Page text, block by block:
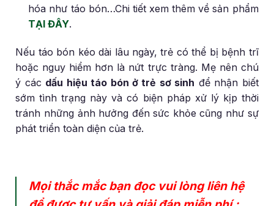
hóa như táo bón…Chi tiết xem thêm về sản phẩm
TẠI ĐÂY.
Nếu táo bón kéo dài lâu ngày, trẻ có thể bị bệnh trĩ
hoặc nguy hiểm hơn là nứt trực tràng. Mẹ nên chú
ý các dấu hiệu táo bón ở trẻ sơ sinh để nhận biết
sớm tình trạng này và có biện pháp xử lý kịp thời
tránh những ảnh hưởng đến sức khỏe cũng như sự
phát triển toàn diện của trẻ.
Mọi thắc mắc bạn đọc vui lòng liên hệ